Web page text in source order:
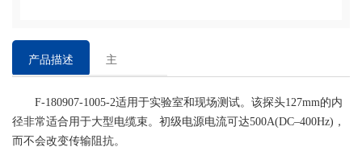
产品描述
主
特
点
F-180907-1005-2适用于实验室和现场测试。该探头127mm的内
径非常适合用于大型电缆束。初级电源电流可达500A(DC–400Hz)，
而不会改变传输阻抗。